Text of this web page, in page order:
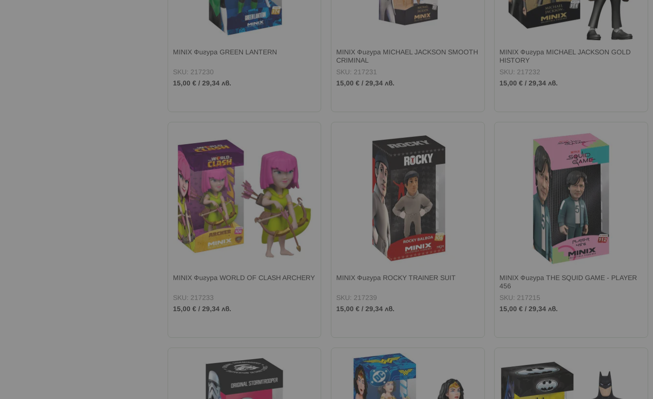
MINIX Фигура GREEN LANTERN
SKU: 217230
15,00 € / 29,34 лв.
MINIX Фигура MICHAEL JACKSON SMOOTH
CRIMINAL
SKU: 217231
15,00 € /29,34 лв.
MINIX Фигура MICHAEL JACKSON GOLD
HISTORY
SKU: 217232
15,00 € /29,34 лв.
MINIX Фигура WORLD OF CLASH ARCHERY
SKU: 217233
15,00 € / 29,34 лв.
MINIX Фигура ROCKY TRAINER SUIT
SKU: 217239
15,00 € /29,34 лв.
MINIX Фигура THE SQUID GAME - PLAYER
456
SKU: 217215
15,00 € /29,34 лв.